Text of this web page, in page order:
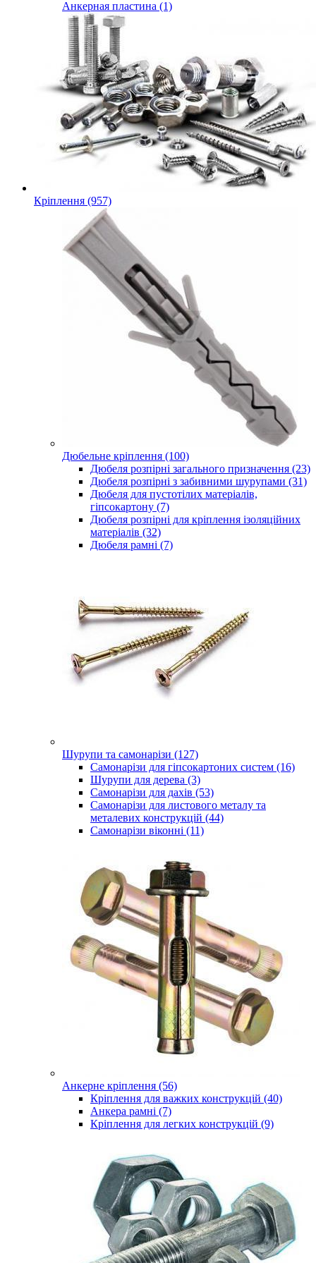
Анкерная пластина (1)
Кріплення (957)
Дюбельне кріплення (100)
Дюбеля розпірні загального призначення (23)
Дюбеля розпірні з забивними шурупами (31)
Дюбеля для пустотілих матеріалів,
гіпсокартону (7)
Дюбеля розпірні для кріплення ізоляційних
матеріалів (32)
Дюбеля рамні (7)
Шурупи та самонарізи (127)
Самонарізи для гіпсокартоних систем (16)
Шурупи для дерева (3)
Самонарізи для дахів (53)
Самонарізи для листового металу та
металевих конструкцій (44)
Самонарізи віконні (11)
Анкерне кріплення (56)
Кріплення для важких конструкцій (40)
Анкера рамні (7)
Кріплення для легких конструкцій (9)